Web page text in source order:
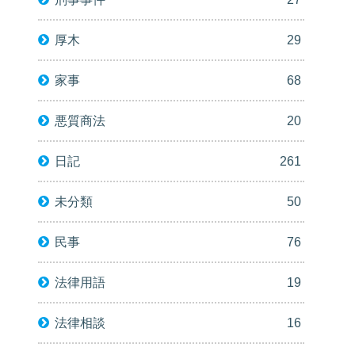
厚木 29
家事 68
悪質商法 20
日記 261
未分類 50
民事 76
法律用語 19
法律相談 16